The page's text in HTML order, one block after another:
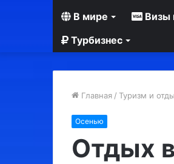
В мире
Визы
Турбизнес
Главная / Туризм и
Осенью
Отдых